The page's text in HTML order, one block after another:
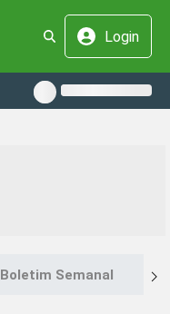
Login
Boletim Semanal